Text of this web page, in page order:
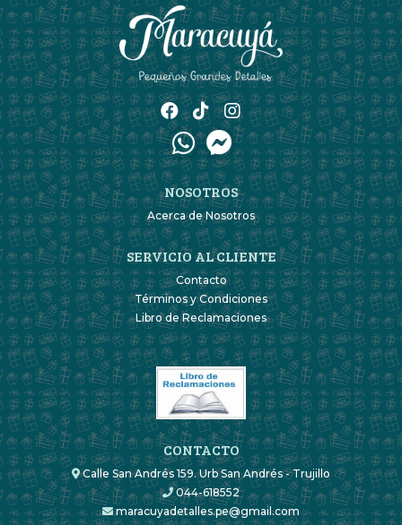
NOSOTROS
Acerca de Nosotros
SERVICIO AL CLIENTE
Contacto
Términos y Condiciones
Libro de Reclamaciones
CONTACTO
Calle San Andrés 159. Urb San Andrés - Trujillo
044-618552
maracuyadetalles.pe@gmail.com